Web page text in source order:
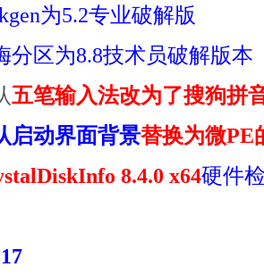
为5.2专业破解版
分区为8.8技术员破解版本
五笔输入法改为了搜狗拼
启动界面背景替换为微PE
8.4.0 x64硬件